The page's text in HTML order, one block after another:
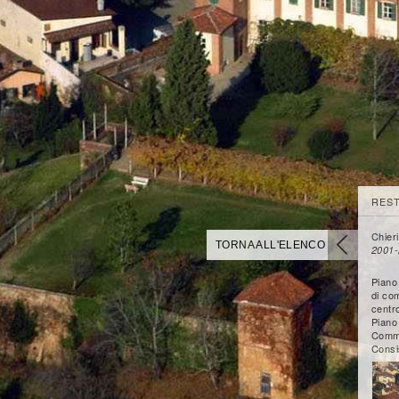
TORNA ALL'ELENCO
Chieri
di